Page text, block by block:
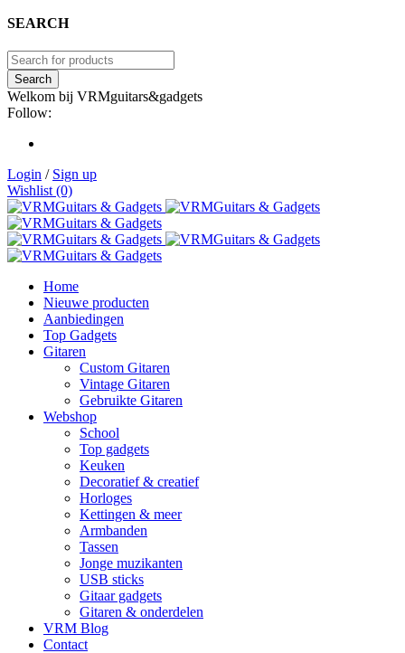
SEARCH
Welkom bij VRMguitars&gadgets
Follow:
Login / Sign up
Wishlist (0)
Home
Nieuwe producten
Aanbiedingen
Top Gadgets
Gitaren
Custom Gitaren
Vintage Gitaren
Gebruikte Gitaren
Webshop
School
Top gadgets
Keuken
Decoratief & creatief
Horloges
Kettingen & meer
Armbanden
Tassen
Jonge muzikanten
USB sticks
Gitaar gadgets
Gitaren & onderdelen
VRM Blog
Contact